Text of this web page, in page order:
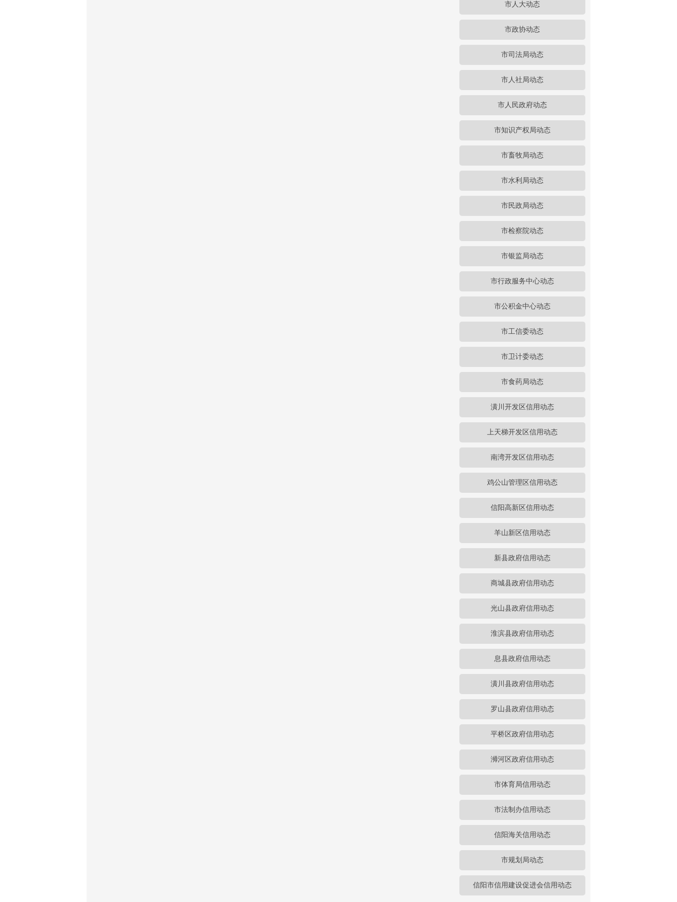
市人大动态
市政协动态
市司法局动态
市人社局动态
市人民政府动态
市知识产权局动态
市畜牧局动态
市水利局动态
市民政局动态
市检察院动态
市银监局动态
市行政服务中心动态
市公积金中心动态
市工信委动态
市卫计委动态
市食药局动态
潢川开发区信用动态
上天梯开发区信用动态
南湾开发区信用动态
鸡公山管理区信用动态
信阳高新区信用动态
羊山新区信用动态
新县政府信用动态
商城县政府信用动态
光山县政府信用动态
淮滨县政府信用动态
息县政府信用动态
潢川县政府信用动态
罗山县政府信用动态
平桥区政府信用动态
浉河区政府信用动态
市体育局信用动态
市法制办信用动态
信阳海关信用动态
市规划局动态
信阳市信用建设促进会信用动态